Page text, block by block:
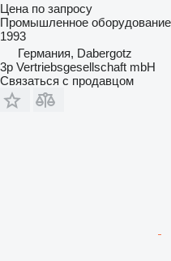
Цена по запросу
Промышленное
1993
Германия, Dabergotz
3p Vertriebsgesellschaft mbH
Связаться с продавцом